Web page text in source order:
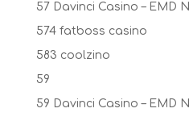
57 Davinci Casino – EMD N
574 fatboss casino
583 coolzino
59
59 Davinci Casino – EMD N